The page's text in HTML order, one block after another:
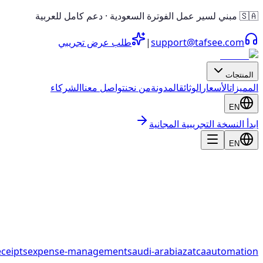
🇸🇦 مبني لسير عمل الفوترة السعودية · دعم كامل للعربية
support@tafsee.com
| طلب عرض تجريبي
المنتجات
المميزاتالأسعار الوثائقالمدونةمن نحنتواصل معناالشركاء
EN
ابدأ النسخة التجريبية المجانية
EN
expense-managementsaudi-arabiazatcaautomation